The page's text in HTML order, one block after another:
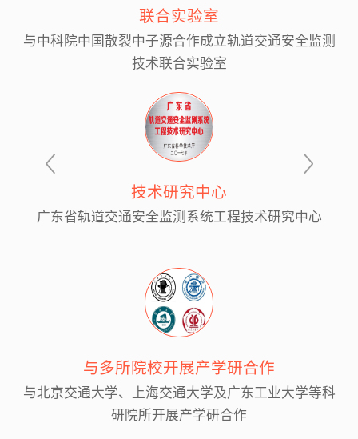
联合实验室
与中科院中国散裂中子源合作成立轨道交通安全监测
技术联合实验室
技术研究中心
广东省轨道交通安全监测系统工程技术研究中心
与多所院校开展产学研合作
与北京交通大学、上海交通大学及广东工业大学等科
研院所开展产学研合作